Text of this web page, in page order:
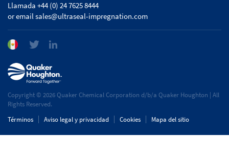
Llamada +44 (0) 24 7625 8444
or emailsales@ultraseal-impregnation.com
Copyright © 2026 Quaker Chemical Corporation d/b/a Quaker Houghton | All
Rights Reserved.
Términos
Aviso legal y privacidad Cookies Mapa del sitio